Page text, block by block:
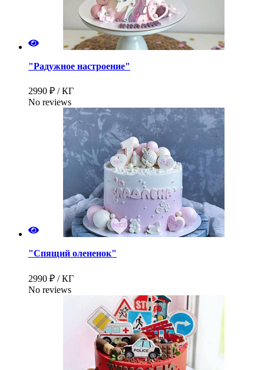
"Радужное настроение"
2990 ₽ / КГ
No reviews
"Спящий олененок"
2990 ₽ / КГ
No reviews